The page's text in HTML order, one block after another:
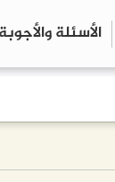
الأسئلة